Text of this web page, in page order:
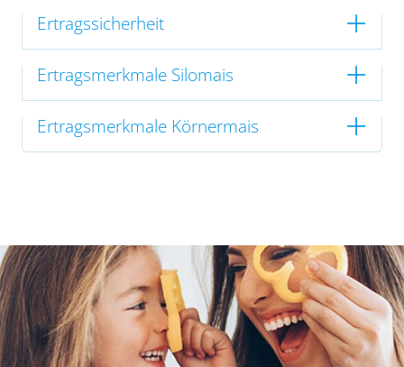
Ertragssicherheit
Ertragsmerkmale Silomais
Ertragsmerkmale Körnermais